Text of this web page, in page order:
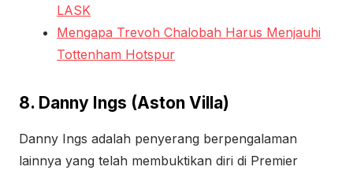
LASK
Mengapa Trevoh Chalobah Harus Menjauhi
Tottenham Hotspur
8. Danny Ings (Aston Villa)
Danny Ings adalah penyerang berpengalaman
lainnya yang telah membuktikan diri di Premier